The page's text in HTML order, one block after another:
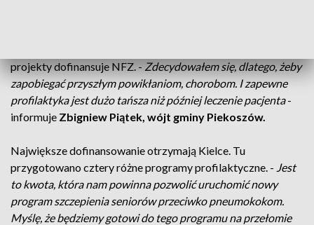
projekty dofinansuje NFZ. -Zdecydowałem się, dlatego, żeby
zapobiegać przyszłym powikłaniom, chorobom. I zapewne
profilaktyka jest dużo tańsza niż później leczenie pacjenta-
informuje Zbigniew Piątek, wójt gminy Piekoszów.
Największe dofinansowanie otrzymają Kielce. Tu
przygotowano cztery różne programy profilaktyczne. - Jest
to kwota, która nam powinna pozwolić uruchomić nowy
program szczepienia seniorów przeciwko pneumokokom.
Myślę, że będziemy gotowi do tego programu na przełomie